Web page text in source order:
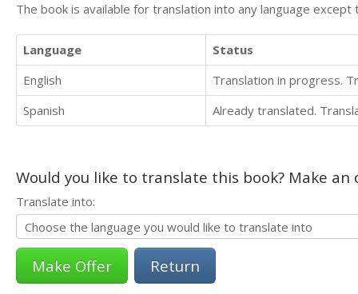
The book is available for translation into any language
Language
Status
English
Translation in progress.
Spanish
Already translated.
Would you like to translate this book? Make
Translate into:
Return